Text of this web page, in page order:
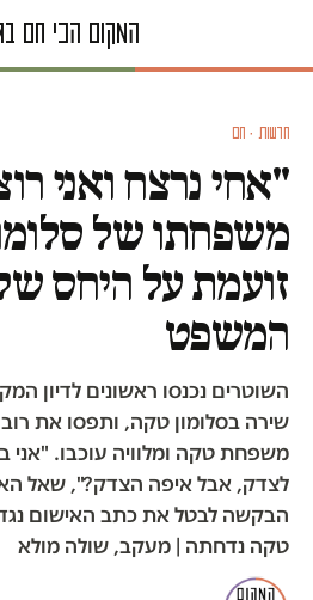
חדשות · חם
"אחי נרצח ואני
משפחתו של
זועמת על היחס
המשפט
השוטרים נכנסו ראשונים לדיון
שירה בסלומון טקה, ותפסו את
משפחת טקה ומלוויה עוכבו. "אני
לצדק, אבל איפה הצדק?", שאל
הבקשה לבטל את כתב האישום נגד
טקה נדחתה | מעקב, שולה מולא